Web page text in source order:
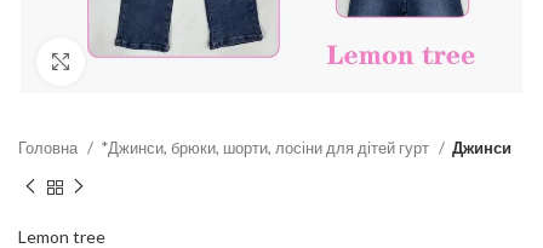
Click to enlarge
Головна *Джинси, брюки, шорти, лосіни для дітей гурт Джинси
Lemon tree